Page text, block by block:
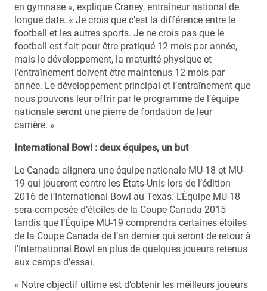
en gymnase », explique Craney, entraîneur national de
longue date. « Je crois que c’est la différence entre le
football et les autres sports. Je ne crois pas que le
football est fait pour être pratiqué 12 mois par année,
mais le développement, la maturité physique et
l’entraînement doivent être maintenus 12 mois par
année. Le développement principal et l’entraînement que
nous pouvons leur offrir par le programme de l’équipe
nationale seront une pierre de fondation de leur
carrière. »
International Bowl : deux équipes, un but
Le Canada alignera une équipe nationale MU-18 et MU-
19 qui joueront contre les États-Unis lors de l’édition
2016 de l’International Bowl au Texas. L’Équipe MU-18
sera composée d’étoiles de la Coupe Canada 2015
tandis que l’Équipe MU-19 comprendra certaines étoiles
de la Coupe Canada de l’an dernier qui seront de retour à
l’International Bowl en plus de quelques joueurs retenus
aux camps d’essai.
« Notre objectif ultime est d’obtenir les meilleurs joueurs